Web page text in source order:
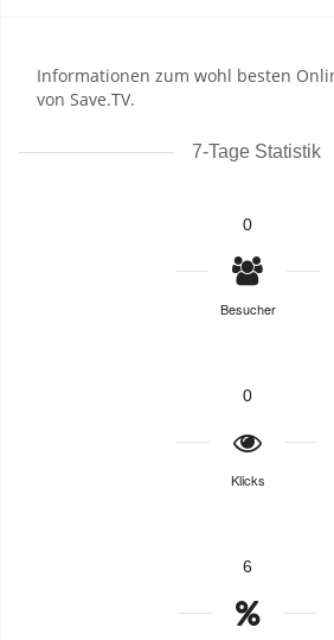
Informationen zum wohl besten
von Save.TV.
7-Tage Statistik
0
Besucher
0
Klicks
6